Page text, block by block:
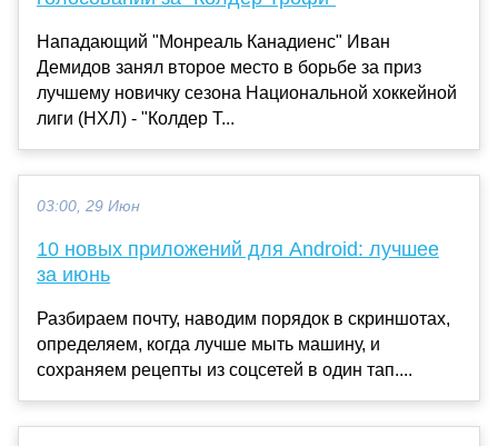
Нападающий "Монреаль Канадиенс" Иван
Демидов занял второе место в борьбе за приз
лучшему новичку сезона Национальной хоккейной
лиги (НХЛ) - "Колдер Т...
03:00, 29 Июн
10 новых приложений для Android: лучшее
за июнь
Разбираем почту, наводим порядок в скриншотах,
определяем, когда лучше мыть машину, и
сохраняем рецепты из соцсетей в один тап....